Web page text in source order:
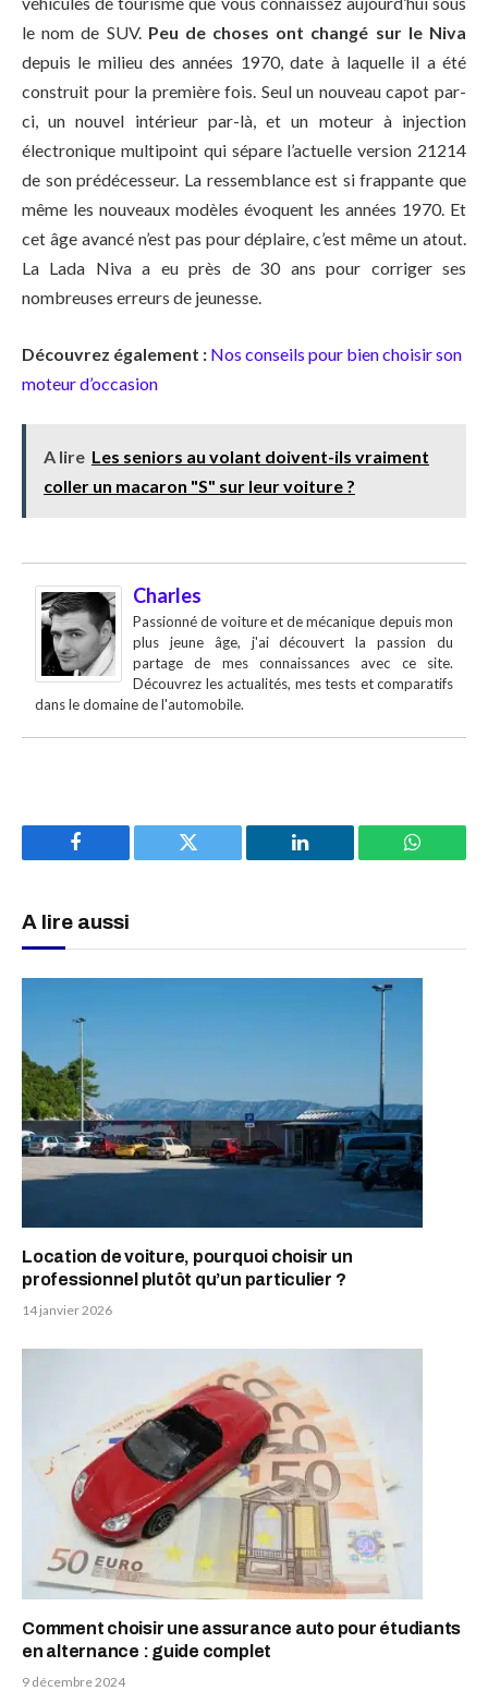
le nom de SUV. Peu de choses ont changé sur le Niva
depuis le milieu des années 1970, date à laquelle il a été
construit pour la première fois. Seul un nouveau capot par-
ci, un nouvel intérieur par-là, et un moteur à injection
électronique multipoint qui sépare l’actuelle version 21214
de son prédécesseur. La ressemblance est si frappante que
même les nouveaux modèles évoquent les années 1970. Et
cet âge avancé n’est pas pour déplaire, c’est même un atout.
La Lada Niva a eu près de 30 ans pour corriger ses
nombreuses erreurs de jeunesse.
Découvrez également : Nos conseils pour bien choisir son
moteur d’occasion
A lire Les seniors au volant doivent-ils vraiment
coller un macaron "S" sur leur voiture ?
Charles
Passionné de voiture et de mécanique depuis mon
plus jeune âge, j'ai découvert la passion du
partage de mes connaissances avec ce site.
Découvrez les actualités, mes tests et comparatifs
dans le domaine de l'automobile.
Facebook Twitter LinkedIn
A lire aussi
Location de voiture, pourquoi choisir un
professionnel plutôt qu’un particulier ?
14 janvier 2026
Comment choisir une assurance auto pour étudiants
en alternance : guide complet
9 décembre 2024